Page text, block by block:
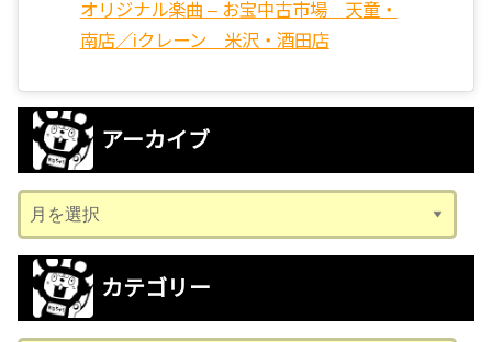
オリジナル楽曲 – お宝中古市場 天童・
南店／iクレーン 米沢・酒田店
アーカイブ
ー
カ
ブ
カテゴリー